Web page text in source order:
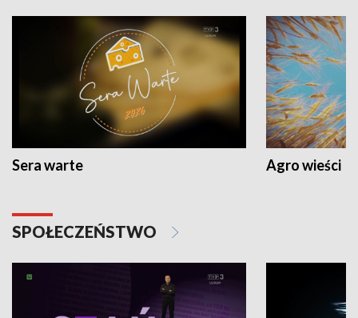
Sera warte Agro wieści
SPOŁECZEŃSTWO